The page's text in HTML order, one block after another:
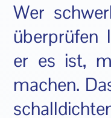
Wer
überprüfen
er es ist,
machen.